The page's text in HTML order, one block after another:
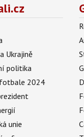
Ukrajině
politika
2024
unie